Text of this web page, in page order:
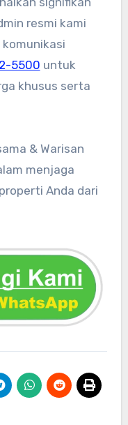
resmi kami
5500 untuk
khusus serta
& Warisan
menjaga
Anda dari